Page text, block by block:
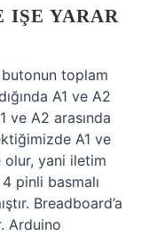
IŞE YARAR
butonun toplam
A1 ve A2
ve A2 arasında
A1 ve
olur, yani iletim
pinli basmalı
Breadboard’a
Arduino